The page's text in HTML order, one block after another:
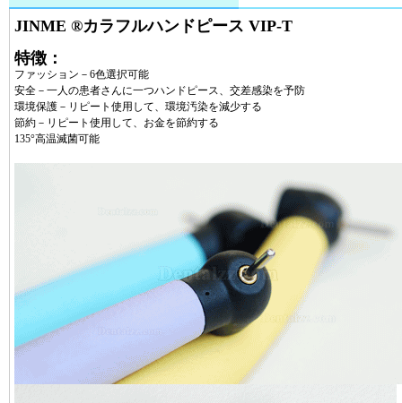
JINME ®カラフルハンドピース VIP-T
特徴：
ファッション－6色選択可能
安全－一人の患者さんに一つハンドピース、交差感染を予防
環境保護－リピート使用して、環境汚染を減少する
節約－リピート使用して、お金を節約する
135°高温滅菌可能